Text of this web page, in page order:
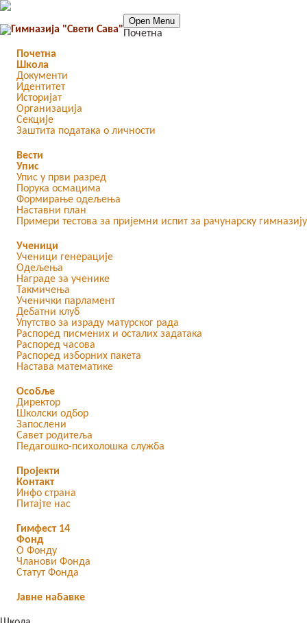
Почетна
Школа
Документи
Идентитет
Историјат
Организација
Секције
Заштита података о личности
Вести
Упис
Упис у први разред
Порука осмацима
Формирање одељења
Наставни план
Примери тестова за пријемни испит за рачунарску гимназију
Ученици
Ученици генерације
Одељења
Награде за ученике
Такмичења
Ученички парламент
Дебатни клуб
Упутство за израду матурског рада
Распоред писмених и осталих задатака
Распоред часова
Распоред изборних пакета
Настава математике
Особље
Директор
Школски одбор
Запослени
Савет родитеља
Педагошко-психолошка служба
Пројекти
Контакт
Инфо страна
Питајте нас
Гимфест 14
Фонд
О Фонду
Чланови Фонда
Статут Фонда
Јавне набавке
Open Menu
Почетна